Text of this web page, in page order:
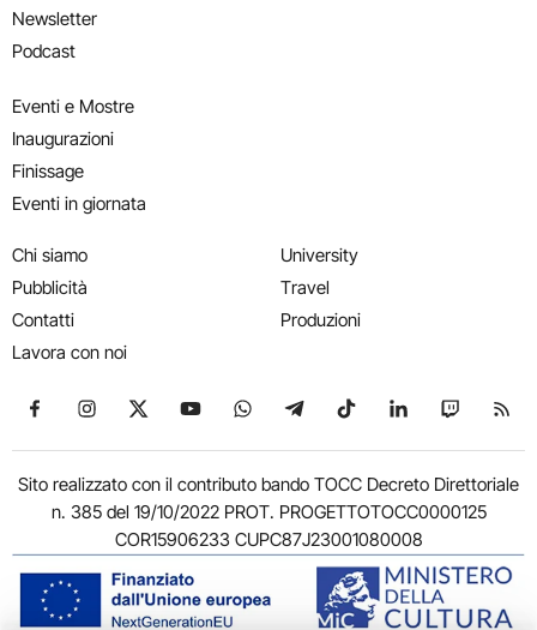
Newsletter
Podcast
Eventi e Mostre
Inaugurazioni
Finissage
Eventi in giornata
Chi siamo
Pubblicità
Contatti
Lavora con noi
University
Travel
Produzioni
Seguici su Facebook
Seguici su Instagram
Seguici su X
Seguici su YouTube
Seguici su WhatsApp
Seguici su Telegram
Seguici su TikTok
Seguici su
Seguici
Sito realizzato con il contributo bando TOCC Decreto Direttoriale
n. 385 del 19/10/2022 PROT. PROGETTOTOCC0000125
COR15906233 CUPC87J23001080008